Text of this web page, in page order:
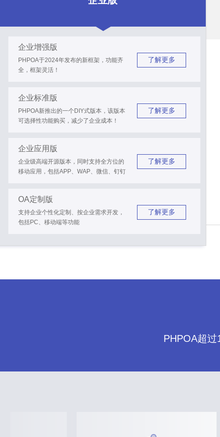
企业增强版
PHPOA于2024年发布的新框架，功能齐
全，框架灵活！
了解更多
企业标准版
PHPOA新推出的一个DIY式版本，该版本
可选择性功能购买，减少了企业成本！
了解更多
企业应用版
企业级高端开源版本，同时支持全方位的
移动应用，包括APP、WAP、微信、钉钉
了解更多
OA定制版
支持企业个性化定制、按企业需求开发，
包括PC、移动端等功能
了解更多
PHPOA超